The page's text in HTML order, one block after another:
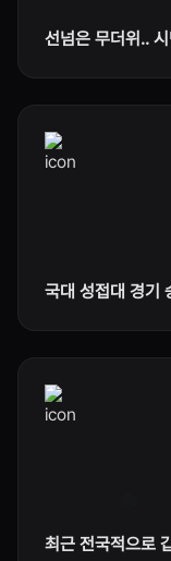
선넘은 무더위..
국대 성접대 경기
최근 전국적으로